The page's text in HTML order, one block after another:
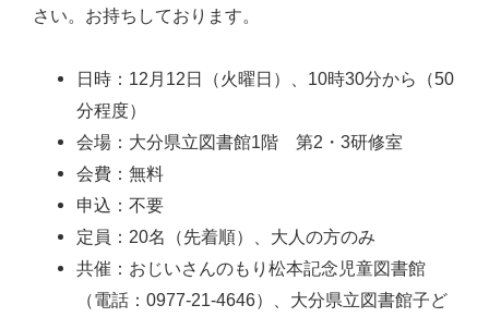
さい。お持ちしております。
日時：12月12日（火曜日）、10時30分から（50
分程度）
会場：大分県立図書館1階 第2・3研修室
会費：無料
申込：不要
定員：20名（先着順）、大人の方のみ
共催：おじいさんのもり松本記念児童図書館
（電話：0977-21-4646）、大分県立図書館子ど